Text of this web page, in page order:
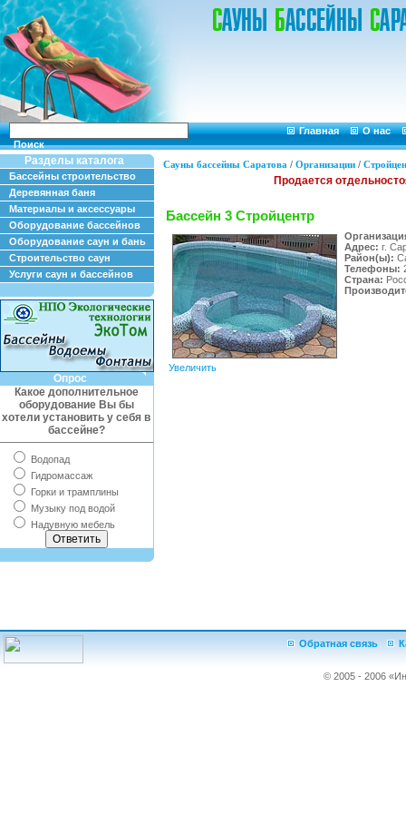
Поиск
Главная О нас
Разделы каталога
Бассейны строительство
Деревянная баня
Материалы и аксессуары
Оборудование бассейнов
Оборудование саун и бань
Строительство саун
Услуги саун и бассейнов
Опрос
Какое дополнительное
оборудование Вы бы
хотели установить у себя в
бассейне?
Водопад
Гидромассаж
Горки и трамплины
Музыку под водой
Надувную мебель
Сауны бассейны Саратова / Организации /
Бассейн 3 Стройцентр
Увеличить
Адрес: г.
Район(ы):
Телефоны:
Страна:
Обратная связь
© 2005 - 2006